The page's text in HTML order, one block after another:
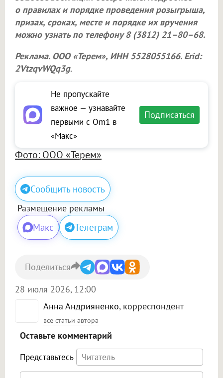
о правилах и порядке проведения розыгрыша,
призах, сроках, месте и порядке их вручения
можно узнать по телефону 8 (3812) 21–80–68.
Реклама. ООО «Терем», ИНН 5528055166. Erid:
2VtzqvWQq3g.
Не пропускайте
важное — узнавайте
первыми с Om1 в
«Макс»
Подписаться
Фото: ООО «Терем»
Сообщить новость
Размещение рекламы
Макс Телеграм
Анна Андрияненко, корреспондент
все статьи автора
28 июля 2026, 12:00
Поделиться
Оставьте комментарий
Представьтесь